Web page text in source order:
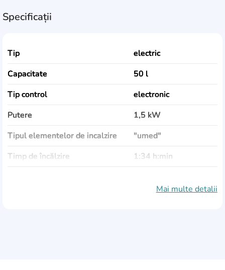
Specificații
Tip
electric
Capacitate
50 l
Tip control
electronic
Putere
1,5 kW
Tipul elementelor de incalzire
"umed"
Timp de încălzire
1:34 h:min
Mai multe detalii